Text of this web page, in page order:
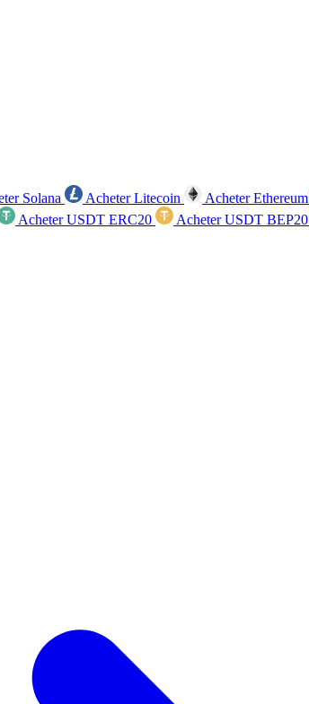
Solana Acheter Litecoin Acheter Ethereum
Acheter USDT ERC20 Acheter USDT BEP20